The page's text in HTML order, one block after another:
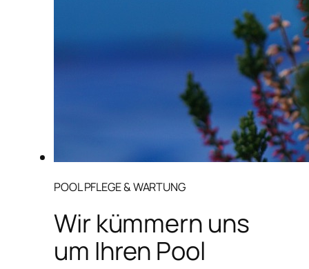
POOL PFLEGE & WARTUNG
Wir kümmern uns
um Ihren Pool